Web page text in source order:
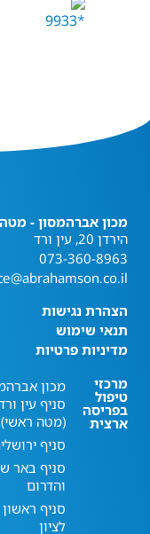
מכון אברהמסון -
הירדן 20, עין ורד
073-360-8963
הצהרת נגישות
תנאי שימוש
מדיניות פרטיות
מרכזי
טיפול
בפריסה
ארצית
מכון
סניף עין
(מטה ראשי)
סניף
סניף באר
והדרום
סניף ראשון
לציון